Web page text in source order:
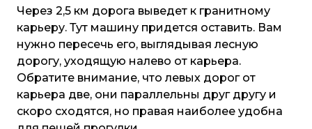
Через 2,5 км дорога выведет к гранитному
карьеру. Тут машину придется оставить. Вам
нужно пересечь его, выглядывая лесную
дорогу, уходящую налево от карьера.
Обратите внимание, что левых дорог от
карьера две, они параллельны друг другу и
скоро сходятся, но правая наиболее удобна